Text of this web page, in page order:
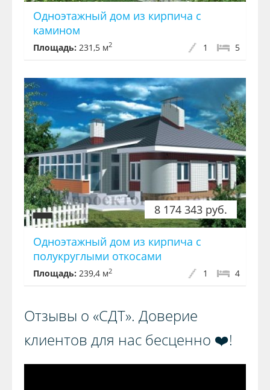
Одноэтажный дом из кирпича с
камином
Площадь: 231,5 м2 5
1
8 174 343 руб.
Одноэтажный дом из кирпича с
полукруглыми откосами
Площадь: 239,4 м2 4
1
Отзывы о «СДТ». Доверие
клиентов для нас бесценно ❤️!